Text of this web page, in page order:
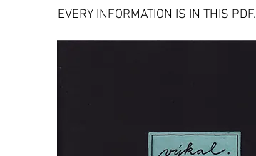
EVERY INFORMATION IS IN THIS PDF.